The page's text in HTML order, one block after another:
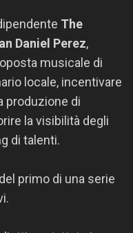
The
Daniel Perez,
musicale di
locale, incentivare
produzione di
la visibilità degli
di talenti.
primo di una serie